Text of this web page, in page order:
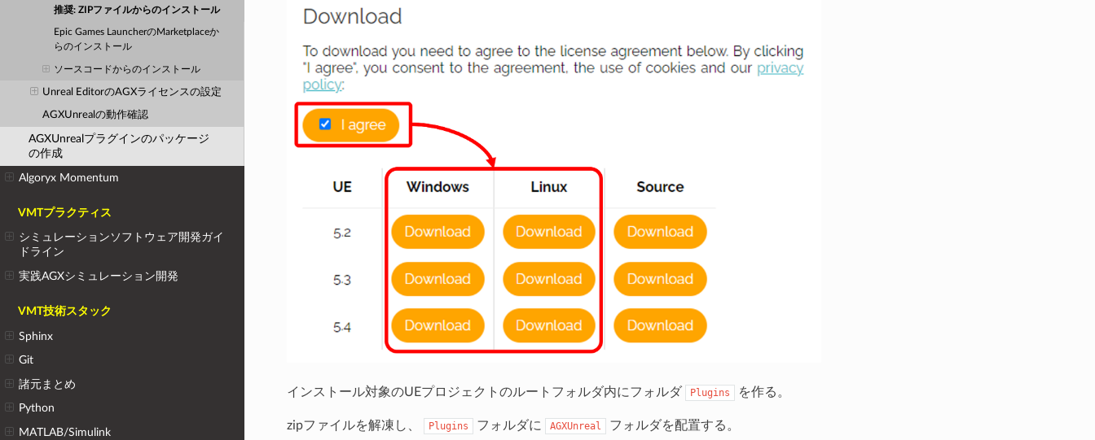
推奨: ZIPファイルからのインストール
Epic Games LauncherのMarketplaceか
らのインストール
ソースコードからのインストール
Unreal EditorのAGXライセンスの設定
AGXUnrealの動作確認
AGXUnrealプラグインのパッケージ
の作成
Algoryx Momentum
VMTプラクティス
シミュレーションソフトウェア開発ガイ
ドライン
実践AGXシミュレーション開発
VMT技術スタック
Sphinx
Git
諸元まとめ
Python
MATLAB/Simulink
インストール対象のUEプロジェクトのルートフォルダ内にフォルダ Plugins を作る。
zipファイルを解凍し、 Plugins フォルダに AGXUnreal フォルダを配置する。